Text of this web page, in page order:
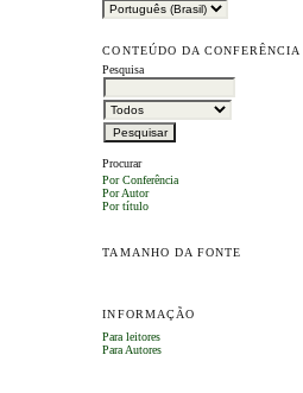
CONTEÚDO DA CONFERÊNCIA
Pesquisa
Procurar
Por Conferência
Por Autor
Por título
TAMANHO DA FONTE
INFORMAÇÃO
Para leitores
Para Autores